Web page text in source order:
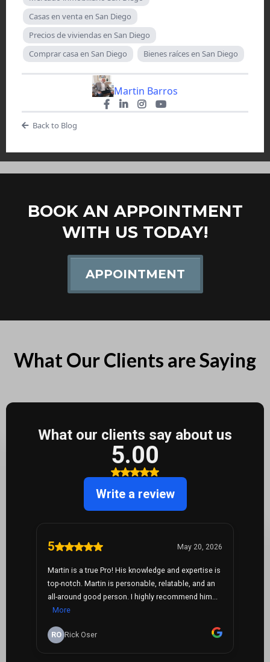
Casas en venta en San Diego
Precios de viviendas en San Diego
Comprar casa en San Diego
Bienes raíces en San Diego
Martin Barros
Back to Blog
BOOK AN APPOINTMENT
WITH US TODAY!
APPOINTMENT
What Our Clients are Saying